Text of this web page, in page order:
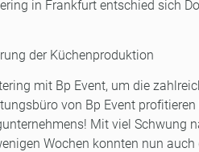
in Frankfurt entschied sich
der Küchenproduktion
mit Bp Event, um die
von Bp Event
Mit viel Schwung
Wochen konnten nun